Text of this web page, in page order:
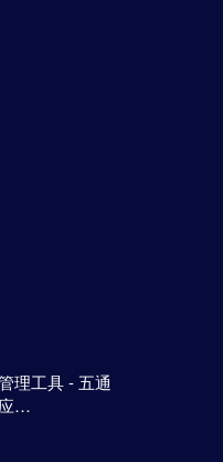
理工具 - 五通
…